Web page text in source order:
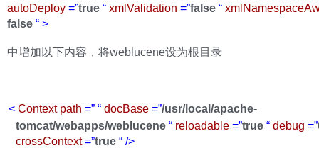
autoDeploy =”true “ xmlValidation =”false “
false “ >
中增加以下内容，将weblucene设为根目录
< Context path =” “ docBase =”/usr/local/apache-
tomcat/webapps/weblucene “ reloadable =”true “ debug =”
crossContext =”true “ />